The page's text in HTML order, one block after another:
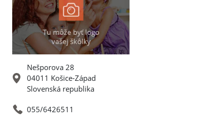
Nešporova 28
04011 Košice-Západ
Slovenská republika
055/6426511